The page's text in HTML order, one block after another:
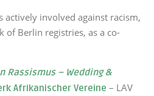
actively involved against racism,
Berlin registries, as a co-
Rassismus – Wedding &
Afrikanischer Vereine – LAV